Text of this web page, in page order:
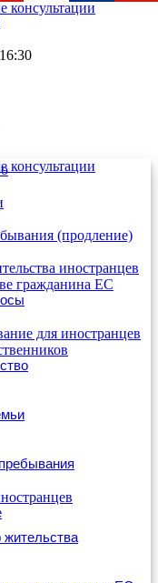
жительства
(продление)
иностранцев
гражданина ЕС
для иностранцев